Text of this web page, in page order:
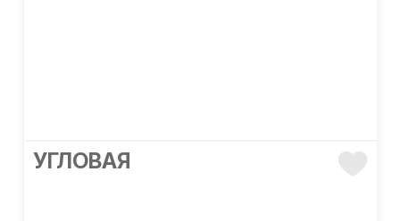
УГЛОВАЯ